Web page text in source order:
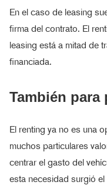
En el caso de leasing
firma del contrato. El
leasing está a mitad de
financiada.
También para
El renting ya no es una
muchos particulares
centrar el gasto del
esta necesidad surgió el